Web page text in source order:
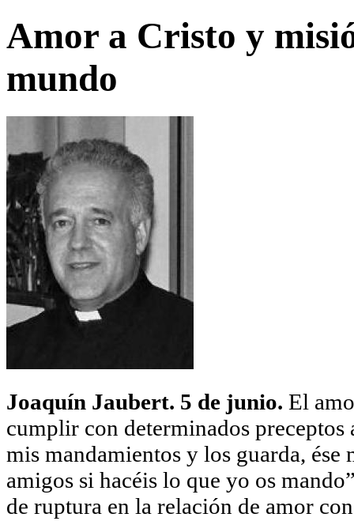
Amor a Cristo y
mundo
Joaquín Jaubert. 5 de junio. El
cumplir con determinados
mis mandamientos y los guarda,
amigos si hacéis lo que yo os
de ruptura en la relación de amor